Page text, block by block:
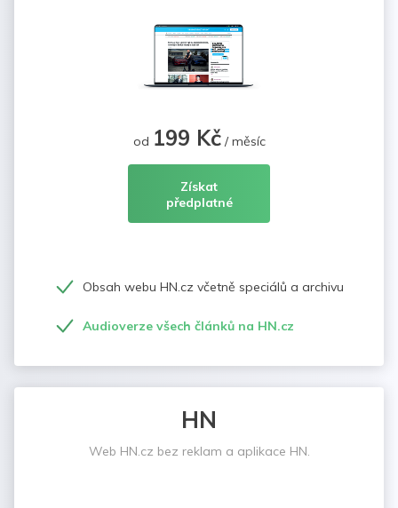
od 199 Kč/ měsíc
Získat
předplatné
Obsah webu HN.cz včetně speciálů a archivu
Audioverze všech článků na HN.cz
HN
Web HN.cz bez reklam a aplikace HN.